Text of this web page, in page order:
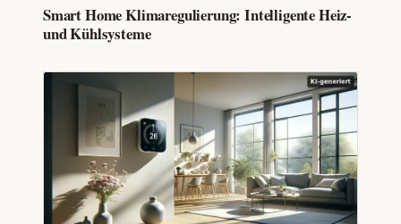
Smart Home Klimaregulierung: Intelligente Heiz-
und Kühlsysteme